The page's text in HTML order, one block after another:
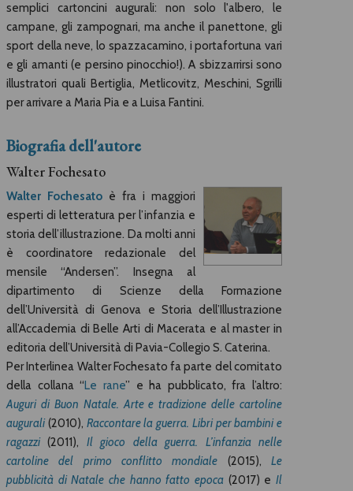
semplici cartoncini augurali: non solo l'albero, le
campane, gli zampognari, ma anche il panettone, gli
sport della neve, lo spazzacamino, i portafortuna vari
e gli amanti (e persino pinocchio!). A sbizzarrirsi sono
illustratori quali Bertiglia, Metlicovitz, Meschini, Sgrilli
per arrivare a Maria Pia e a Luisa Fantini.
Biografia dell'autore
Walter Fochesato
Walter Fochesato è fra i maggiori
esperti di letteratura per l’infanzia e
storia dell’illustrazione. Da molti anni
è coordinatore redazionale del
mensile “Andersen”. Insegna al
dipartimento di Scienze della Formazione
dell’Università di Genova e Storia dell’Illustrazione
all’Accademia di Belle Arti di Macerata e al master in
editoria dell’Università di Pavia-Collegio S. Caterina.
Per Interlinea Walter Fochesato fa parte del comitato
della collana “Le rane” e ha pubblicato, fra l’altro:
Auguri di Buon Natale. Arte e tradizione delle cartoline
augurali(2010), Raccontare la guerra. Libri per bambini e
ragazzi(2011),
Il gioco della guerra. L’infanzia nelle
cartoline del primo conflitto mondiale (2015),Le
pubblicità di Natale che hanno fatto epoca (2017) e Il